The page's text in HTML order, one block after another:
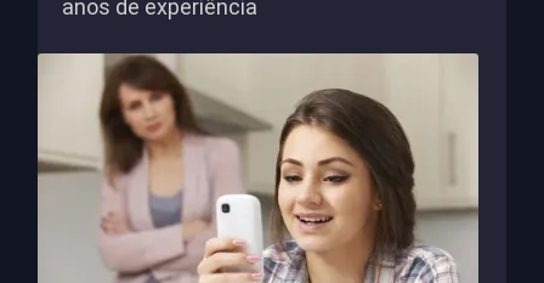
anos de experiência